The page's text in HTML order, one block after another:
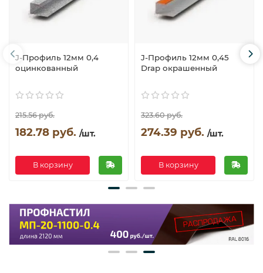
J-Профиль 12мм 0,4
оцинкованный
215.56 руб.
182.78 руб. /шт.
В корзину
J-Профиль 12мм 0,45
Drap окрашенный
323.60 руб.
274.39 руб. /шт.
В корзину